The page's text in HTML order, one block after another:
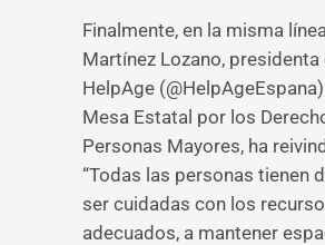
Finalmente, en la misma
Martínez Lozano, presidenta
HelpAge
Mesa Estatal por los
Personas Mayores, ha
“Todas las personas tienen
ser cuidadas con los
adecuados, a mantener